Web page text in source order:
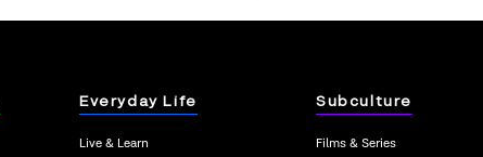
Everyday Life
Live & Learn
Subculture
Films & Series